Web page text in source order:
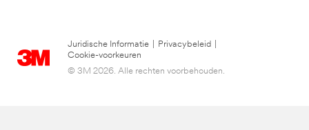
Juridische Informatie Privacybeleid
Cookie-voorkeuren
© 3M 2026. Alle rechten voorbehouden.